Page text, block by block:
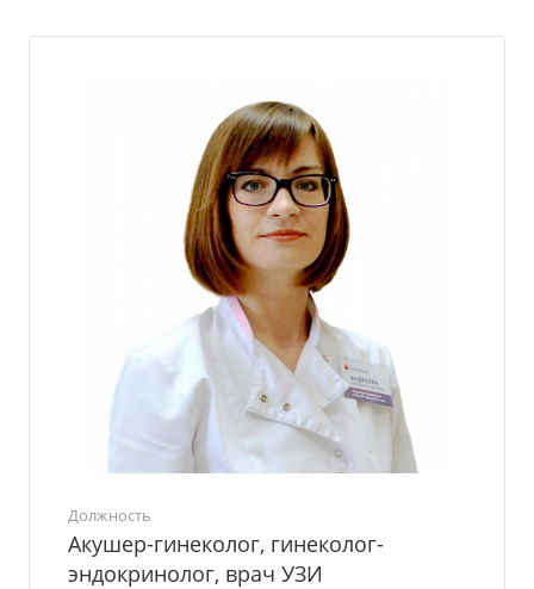
Должность
Акушер-гинеколог, гинеколог-
эндокринолог, врач УЗИ